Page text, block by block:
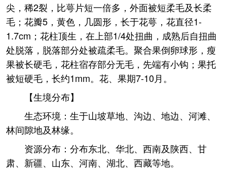
尖，稀2裂，比萼片短一倍多，外面被短柔毛及长柔
毛；花瓣5，黄色，几圆形，长于花萼，花直径1-
1.7cm；花柱顶生，在上部1/4处扭曲，成熟后自扭曲
处脱落，脱落部分处被疏柔毛。聚合果倒卵球形，瘦
果被长硬毛，花柱宿存部分无毛，先端有小钩；果托
被短硬毛，长约1mm。花、果期7-10月。
【生境分布】
生态环境：生于山坡草地、沟边、地边、河滩、
林间隙地及林缘。
资源分布：分布东北、华北、西南及陕西、甘
肃、新疆、山东、河南、湖北、西藏等地。